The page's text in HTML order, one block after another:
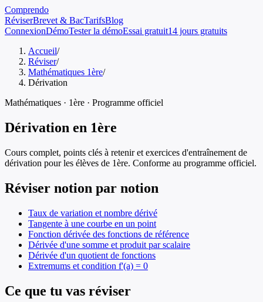
Comprendo
RéviserBrevet & BacTarifsBlog
ConnexionDémoTester la démoEssai gratuit14 jours gratuits
Accueil/
Réviser/
Mathématiques 1ère/
Dérivation
Mathématiques · 1ère · Programme officiel
Dérivation en 1ère
Cours complet, points clés à retenir et exercices d'entraînement de
dérivation pour les élèves de 1ère. Conforme au programme officiel.
Réviser notion par notion
Taux de variation et nombre dérivé
Tangente à une courbe en un point
Fonction dérivée des fonctions de référence
Dérivée d'une somme et produit par scalaire
Dérivée d'un quotient de fonctions
Extremums et condition f'(a) = 0
Ce que tu vas réviser